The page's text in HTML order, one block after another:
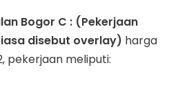
Bogor C : (Pekerjaan
disebut overlay) harga
pekerjaan meliputi: